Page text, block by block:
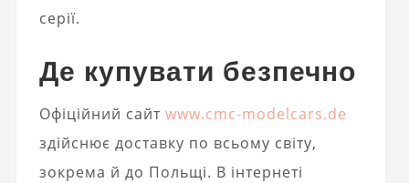
серії.
Де купувати безпечно
Офіційний сайт www.cmc-modelcars.de
здійснює доставку по всьому світу,
зокрема й до Польщі. В інтернеті